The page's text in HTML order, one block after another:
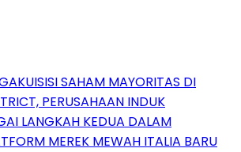
SAHAM MAYORITAS DI
PERUSAHAAN INDUK
LANGKAH KEDUA DALAM
MEREK MEWAH ITALIA BARU